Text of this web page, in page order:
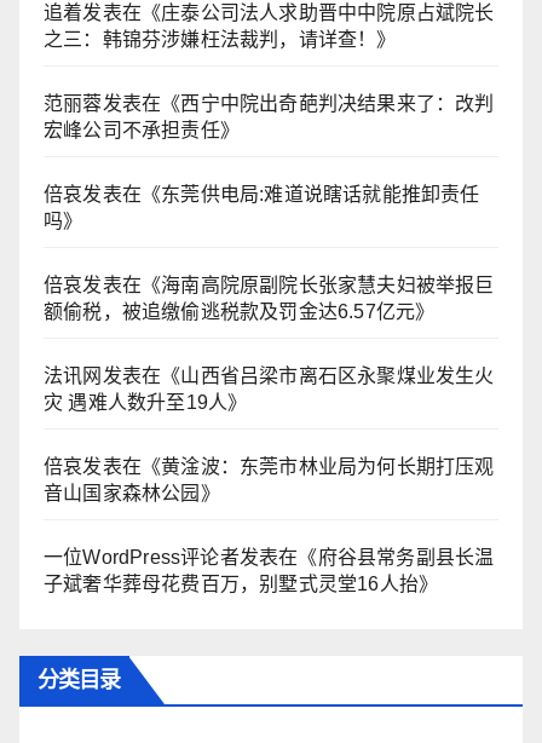
追着发表在《庄泰公司法人求助晋中中院原占斌院长
之三：韩锦芬涉嫌枉法裁判，请详查！ 》
范丽蓉发表在《西宁中院出奇葩判决结果来了：改判
宏峰公司不承担责任》
倍哀发表在《东莞供电局:难道说瞎话就能推卸责任
吗》
倍哀发表在《海南高院原副院长张家慧夫妇被举报巨
额偷税，被追缴偷逃税款及罚金达6.57亿元》
法讯网 发表在《山西省吕梁市离石区永聚煤业发生火
灾 遇难人数升至19人》
倍哀发表在《黄淦波：东莞市林业局为何长期打压观
音山国家森林公园 》
一位WordPress评论者发表在《府谷县常务副县长温
子斌奢华葬母花费百万，别墅式灵堂16人抬》
分类目录